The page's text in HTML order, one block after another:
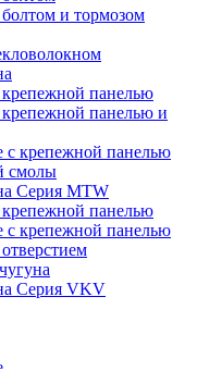
и тормозом
панелью
панелью и
с крепежной панелью
смолы
Серия MTW
панелью
с крепежной панелью
Серия VKV